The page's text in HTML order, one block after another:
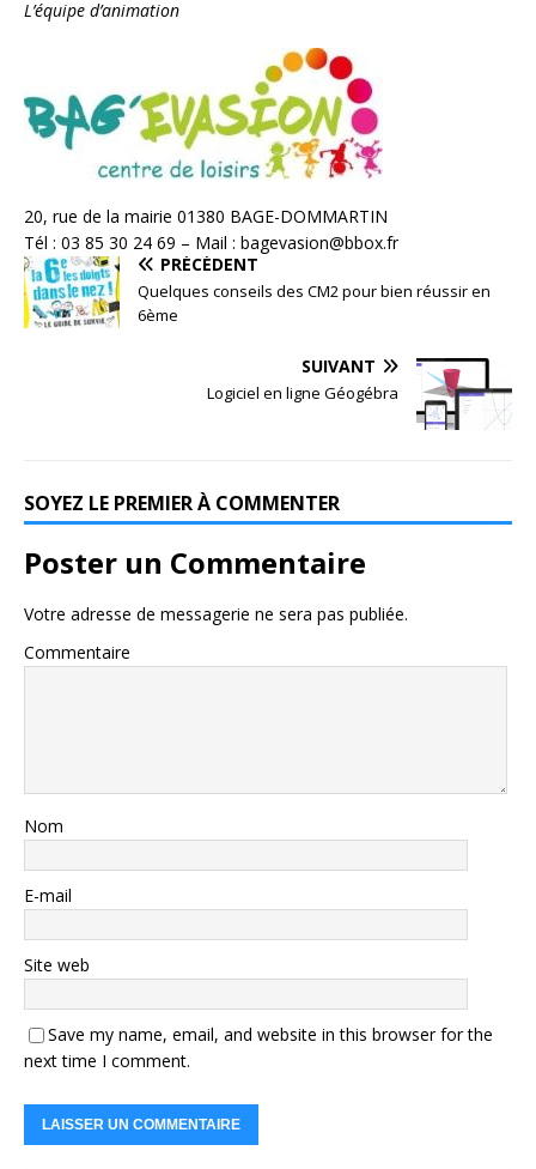
L’équipe d’animation
20, rue de la mairie 01380 BAGE-DOMMARTIN
Tél : 03 85 30 24 69 – Mail : bagevasion@bbox.fr
PRÉCÉDENT
Quelques conseils des CM2 pour bien réussir en
6ème
SUIVANT
Logiciel en ligne Géogébra
SOYEZ LE PREMIER À COMMENTER
Poster un Commentaire
Votre adresse de messagerie ne sera pas publiée.
Commentaire
Nom
E-mail
Site web
Save my name, email, and website in this browser for the
next time I comment.